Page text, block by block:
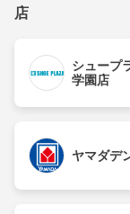
店
シュープ
学園店
ヤマダデ